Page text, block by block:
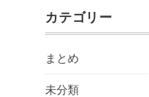
カテゴリー
まとめ
未分類